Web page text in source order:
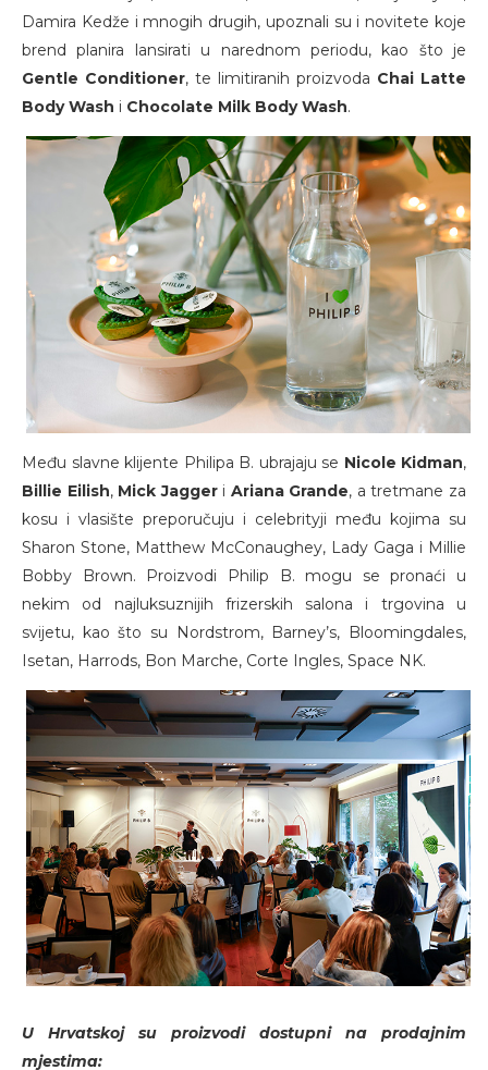
Damira Kedže i mnogih drugih, upoznali su i novitete koje
brend planira lansirati u narednom periodu, kao što je
Gentle Conditioner, te limitiranih proizvoda Chai Latte
Body Wash i Chocolate Milk Body Wash.
Među slavne klijente Philipa B. ubrajaju se Nicole Kidman,
Billie Eilish, Mick Jaggeri Ariana Grande, a tretmane za
kosu i vlasište preporučuju i celebrityji među kojima su
Sharon Stone, Matthew McConaughey, Lady Gaga i Millie
Bobby Brown. Proizvodi Philip B. mogu se pronaći u
nekim od najluksuznijih frizerskih salona i trgovina u
svijetu, kao što su Nordstrom, Barney’s, Bloomingdales,
Isetan, Harrods, Bon Marche, Corte Ingles, Space NK.
U Hrvatskoj su proizvodi dostupni na prodajnim
mjestima: